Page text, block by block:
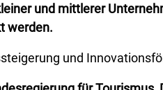
und mittlerer
werden.
und